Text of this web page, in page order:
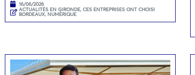
16/06/2026
ACTUALITÉS EN GIRONDE, CES ENTREPRISES ONT CHOISI
BORDEAUX, NUMÉRIQUE